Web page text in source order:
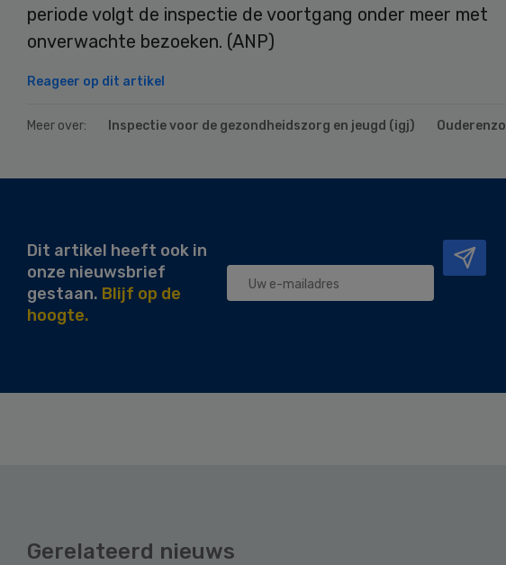
periode volgt de inspectie de voortgang onder meer met
onverwachte bezoeken. (ANP)
Reageer op dit artikel
Meer over: Inspectie voor de gezondheidszorg en jeugd (igj)
Dit artikel heeft ook in
onze nieuwsbrief
gestaan. Blijf op de
hoogte.
Gerelateerd nieuws